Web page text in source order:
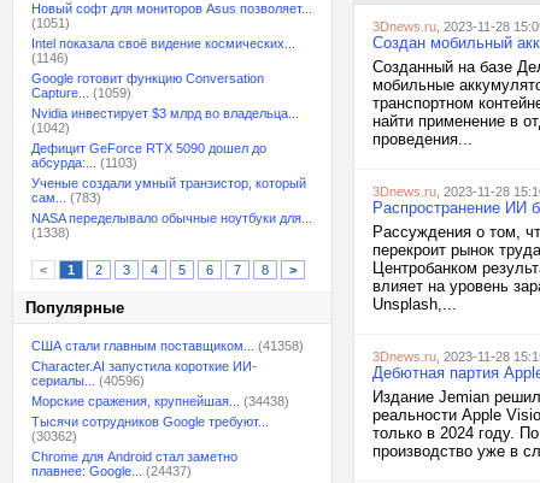
Новый софт для мониторов Asus позволяет...
(1051)
Intel показала своё видение космических...
(1146)
Google готовит функцию Conversation
Capture...
(1059)
Nvidia инвестирует $3 млрд во владельца...
(1042)
Дефицит GeForce RTX 5090 дошел до
абсурда:...
(1103)
Ученые создали умный транзистор, который
сам...
(783)
NASA переделывало обычные ноутбуки для...
(1338)
< 1 2 3 4 5 6 7 8 >
Популярные
США стали главным поставщиком...
(41358)
Character.AI запустила короткие ИИ-
сериалы...
(40596)
Морские сражения, крупнейшая...
(34438)
Тысячи сотрудников Google требуют...
(30362)
Chrome для Android стал заметно
плавнее: Google...
(24437)
3Dnews.ru , 2023-11-28
Создан мобильный
Созданный на базе
мобильные
транспортном
найти применение в
проведения...
3Dnews.ru , 2023-11-28
Распространение ИИ
Рассуждения о том,
перекроит рынок
Центробанком
влияет на уровень
Unsplash,...
3Dnews.ru , 2023-11-28
Дебютная партия
Издание Jemian
реальности Apple
только в 2024 году.
производство уже в